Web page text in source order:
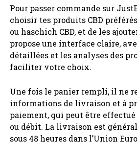
Pour passer commande sur
choisir tes produits CBD
ou haschich CBD, et de les
propose une interface claire,
détaillées et les analyses des
faciliter votre choix.
Une fois le panier rempli, il ne
informations de livraison et à
paiement, qui peut être
ou débit. La livraison est
sous 48 heures dans l’Union